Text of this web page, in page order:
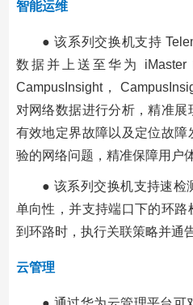
智能运维
● 该系列交换机支持
数据并上送至华为
CampusInsight，
对网络数据进行分析，精准
有效地定界故障以及定位故
验的网络问题，精准保障用户
● 该系列交换机支持速检
单向性，并支持端口下的环路
到环路时，执行关联策略并通告
云管理